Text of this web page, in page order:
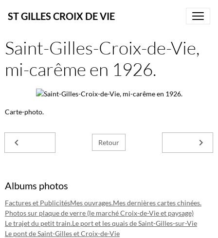
ST GILLES CROIX DE VIE
Saint-Gilles-Croix-de-Vie,
mi-carême en 1926.
Carte-photo.
Retour
Albums photos
Factures et PublicitésMes ouvrages.Mes dernières cartes chinées.
Photos sur plaque de verre (le marché Croix-de-Vie et paysage)
Le trajet du petit train.Le port et les quais de Saint-Gilles-sur-Vie
Le pont de Saint-Gilles et Croix-de-Vie